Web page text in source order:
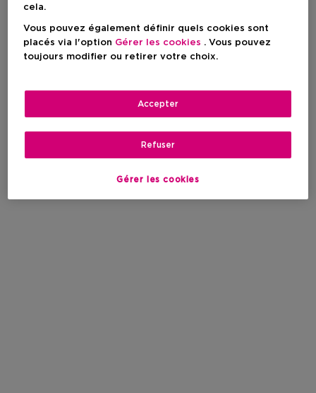
cela.
Vous pouvez également définir quels cookies sont
placés via l'option Gérer les cookies . Vous pouvez
toujours modifier ou retirer votre choix.
Gérer les cookies
Refuser
Accepter